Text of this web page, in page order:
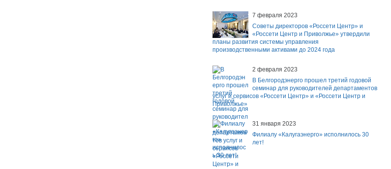
7 февраля 2023
Советы директоров «Россети Центр» и
«Россети Центр и Приволжье» утвердили
планы развития системы управления
производственными активами до 2024 года
2 февраля 2023
В Белгородэнерго прошел третий годовой
семинар для руководителей департаментов
услуг и сервисов «Россети Центр» и «Россети Центр и
Приволжье»
31 января 2023
Филиалу «Калугаэнерго» исполнилось 30
лет!